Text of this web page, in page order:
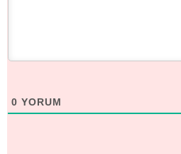
0 YORUM